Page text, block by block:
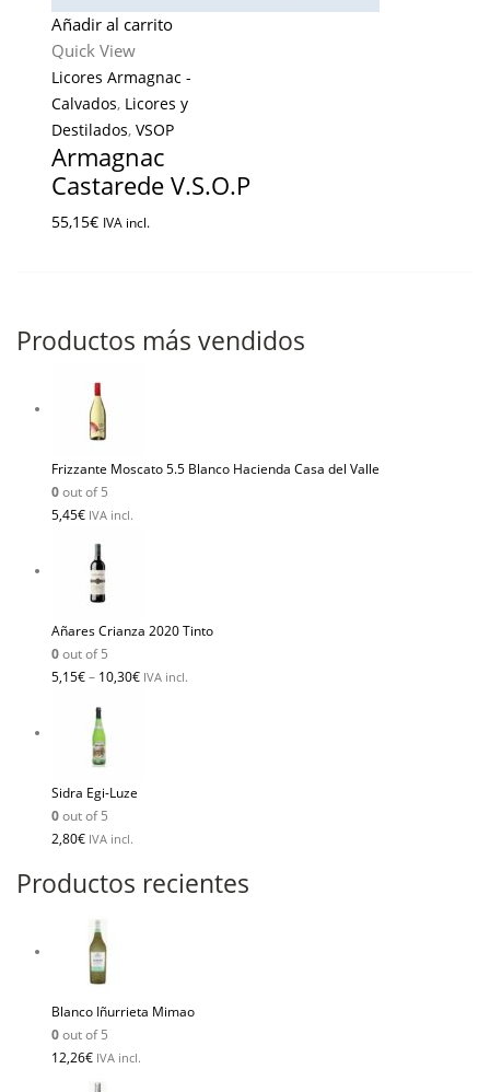
Añadir al carrito
Quick View
Licores Armagnac -
Calvados, Licores y
Destilados, VSOP
Armagnac
Castarede V.S.O.P
55,15€ IVA incl.
Productos más vendidos
Frizzante Moscato 5.5 Blanco Hacienda Casa del Valle
0out of 5
5,45€ IVA incl.
Añares Crianza 2020 Tinto
0out of 5
5,15€– 10,30€ IVA incl.
Sidra Egi-Luze
0out of 5
2,80€ IVA incl.
Productos recientes
Blanco Iñurrieta Mimao
0out of 5
12,26€ IVA incl.